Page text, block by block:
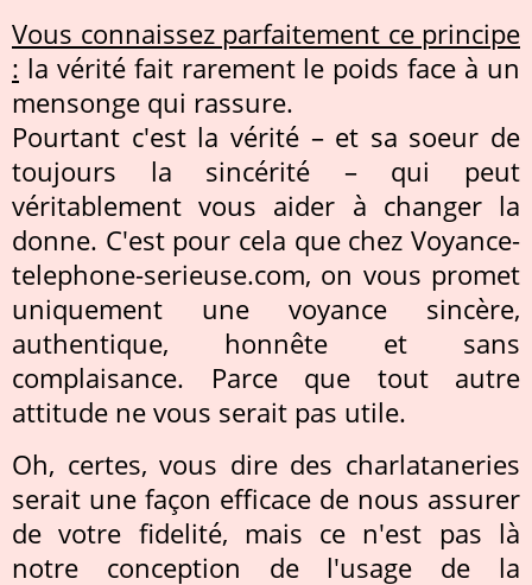
Vous connaissez parfaitement ce principe
: la vérité fait rarement le poids face à un
mensonge qui rassure.
Pourtant c'est la vérité – et sa soeur de
toujours la sincérité – qui peut
véritablement vous aider à changer la
donne. C'est pour cela que chez Voyance-
telephone-serieuse.com, on vous promet
uniquement une voyance sincère,
authentique, honnête et sans
complaisance. Parce que tout autre
attitude ne vous serait pas utile.
Oh, certes, vous dire des charlataneries
serait une façon efficace de nous assurer
de votre fidelité, mais ce n'est pas là
notre conception de l'usage de la